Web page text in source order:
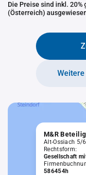
Die Preise sind inkl.
(Österreich)
M&R
Alt-Ossiach 5/
Rechtsform:
Gesellschaft
586454h